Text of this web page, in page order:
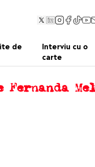
de
Interviu cu o
carte
Fernanda